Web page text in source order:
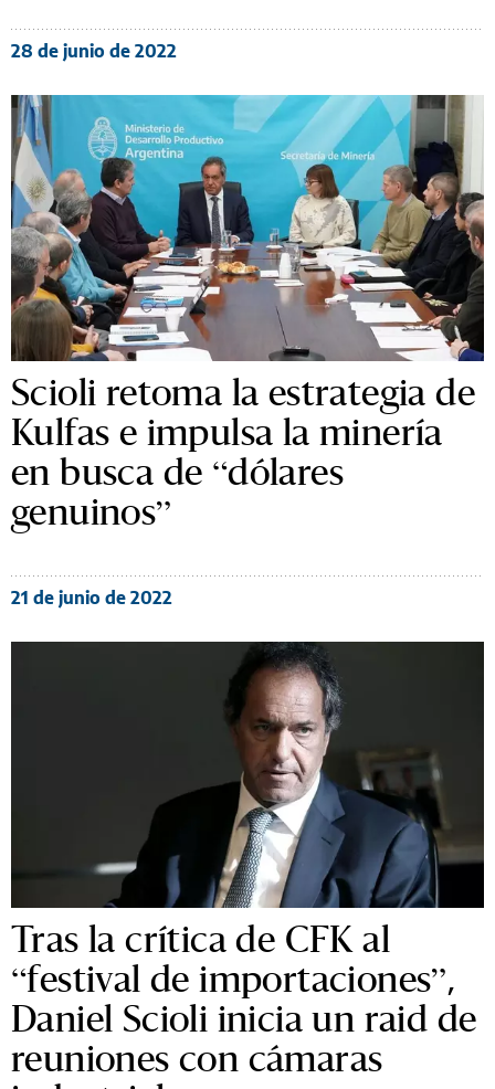
28 de junio de 2022
Scioli retoma la estrategia de
Kulfas e impulsa la minería
en busca de “dólares
genuinos”
21 de junio de 2022
Tras la crítica de CFK al
“festival de importaciones”,
Daniel Scioli inicia un raid de
reuniones con cámaras